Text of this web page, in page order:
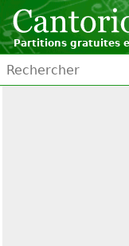
Partitions gratuites